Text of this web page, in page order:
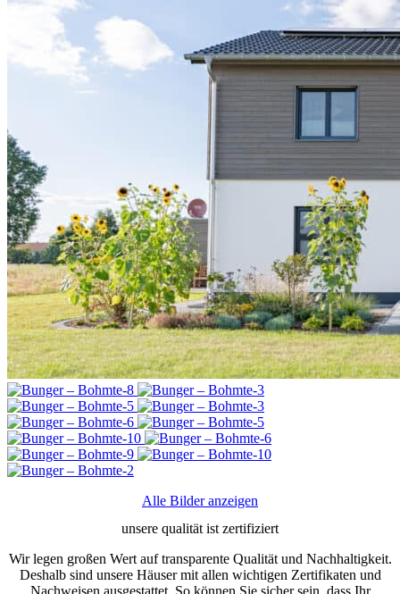
Alle Bilder anzeigen
unsere qualität ist zertifiziert
Wir legen großen Wert auf transparente Qualität und Nachhaltigkeit.
Deshalb sind unsere Häuser mit allen wichtigen Zertifikaten und